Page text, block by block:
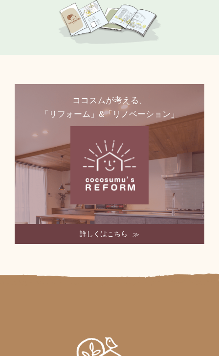
ココスムが考える、
「リフォーム」&「リノベーション」
詳しくはこちら